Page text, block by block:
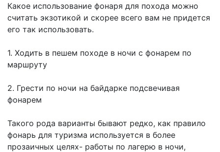
Какое использование фонаря для похода можно
считать экзотикой и скорее всего вам не придется
его так использовать.
1. Ходить в пешем походе в ночи с фонарем по
маршруту
2. Грести по ночи на байдарке подсвечивая
фонарем
Такого рода варианты бывают редко, как правило
фонарь для туризма используется в более
прозаичных целях- работы по лагерю в ночи,